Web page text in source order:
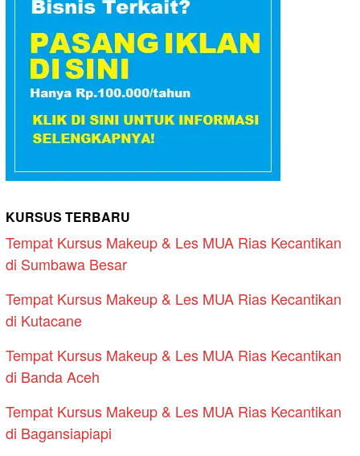
KURSUS TERBARU
Tempat Kursus Makeup & Les MUA Rias Kecantikan
di Sumbawa Besar
Tempat Kursus Makeup & Les MUA Rias Kecantikan
di Kutacane
Tempat Kursus Makeup & Les MUA Rias Kecantikan
di Banda Aceh
Tempat Kursus Makeup & Les MUA Rias Kecantikan
di Bagansiapiapi